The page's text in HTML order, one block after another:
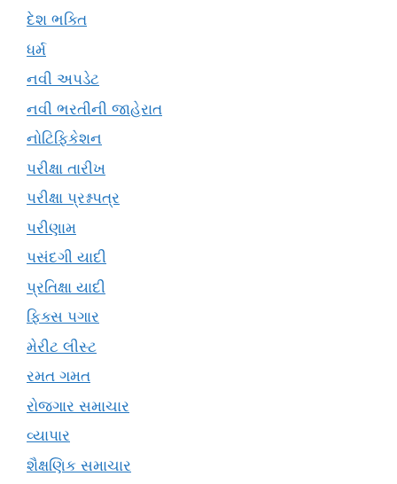
દેશ ભક્તિ
ધર્મ
નવી અપડેટ
નવી ભરતીની જાહેરાત
નોટિફિકેશન
પરીક્ષા તારીખ
પરીક્ષા પ્રશ્નપત્ર
પરીણામ
પસંદગી યાદી
પ્રતિક્ષા યાદી
ફિક્સ પગાર
મેરીટ લીસ્ટ
રમત ગમત
રોજગાર સમાચાર
વ્યાપાર
શૈક્ષણિક સમાચાર